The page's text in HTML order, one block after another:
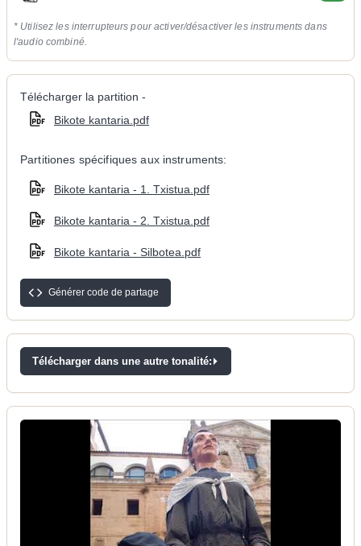
* Utilisez les interrupteurs pour activer/désactiver les instruments dans
l'audio combiné.
Télécharger la partition -
Bikote kantaria.pdf
Partitiones spécifiques aux instruments:
Bikote kantaria - 1. Txistua.pdf
Bikote kantaria - 2. Txistua.pdf
Bikote kantaria - Silbotea.pdf
Générer code de partage
Télécharger dans une autre tonalité: